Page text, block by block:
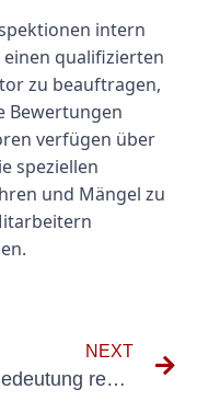
intern
qualifizierten
zu beauftragen,
Bewertungen
verfügen über
speziellen
und Mängel zu
NEXT
Die Bedeutung regelmäßiger elektrischer Tests für Festinstallationen